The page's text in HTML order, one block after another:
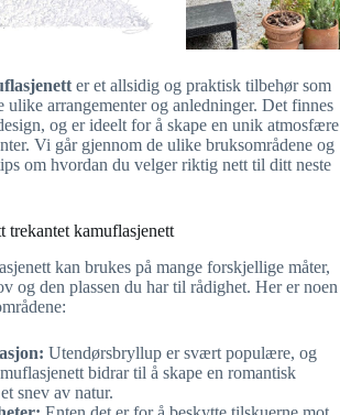
er et allsidig og praktisk tilbehør som
ulike arrangementer og anledninger. Det finnes
og er ideelt for å skape en unik atmosfære
Vi går gjennom de ulike bruksområdene og
om hvordan du velger riktig nett til ditt neste
kamuflasjenett
kan brukes på mange forskjellige måter,
og den plassen du har til rådighet. Her er noen
Utendørsbryllup er svært populære, og
bidrar til å skape en romantisk
snev av natur.